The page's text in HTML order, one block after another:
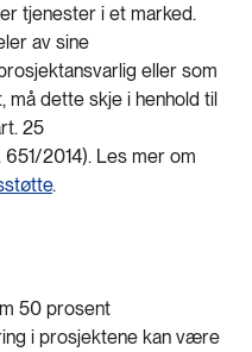
tjenester i et marked.
av sine
eller som
dette skje i henhold til
25
651/2014). Les mer om
.
50 prosent
i prosjektene kan være